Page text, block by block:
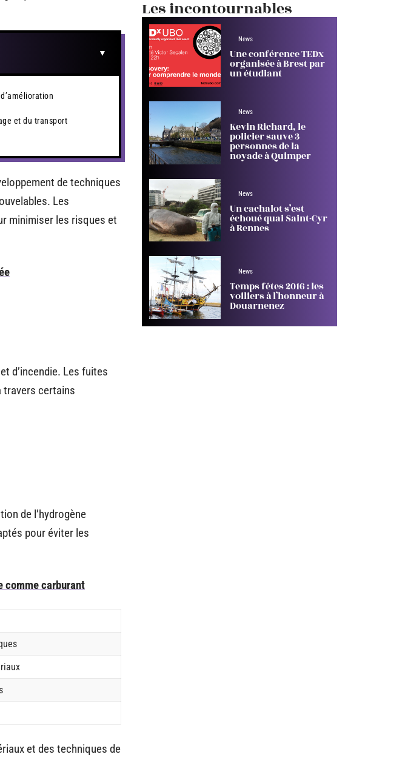
et du transport
de techniques
Les
minimiser les risques et
d’incendie. Les fuites
travers certains
de l’hydrogène
pour éviter les
comme carburant
et des techniques de
Les incontournables
News
Une conférence TEDx
organisée à Brest par
un étudiant
News
Kevin Richard, le
policier sauve 3
personnes de la
noyade à Quimper
News
Un cachalot s’est
échoué quai Saint-Cyr
à Rennes
News
Temps fêtes 2016 : les
voiliers à l’honneur à
Douarnenez